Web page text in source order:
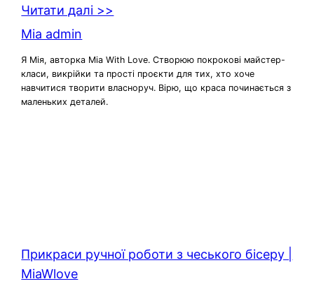
Читати далі >>
Mia admin
Я Мія, авторка Mia With Love. Створюю покрокові майстер-
класи, викрійки та прості проєкти для тих, хто хоче
навчитися творити власноруч. Вірю, що краса починається з
маленьких деталей.
Прикраси ручної роботи з чеського бісеру |
MiaWlove